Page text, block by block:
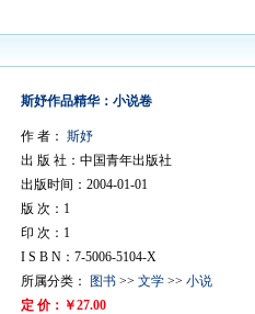
斯妤作品精华：小说卷
作 者： 斯妤
出 版 社：中国青年出版社
出版时间：2004-01-01
版 次：1
印 次：1
I S B N：7-5006-5104-X
所属分类：
图书 >> 文学 >> 小说
定 价：￥27.00